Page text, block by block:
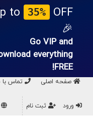
to 35%
OFF
🎉
Go VIP and
everything
FREE!
صفحه اصلی تماس با
ورود ثبت نام